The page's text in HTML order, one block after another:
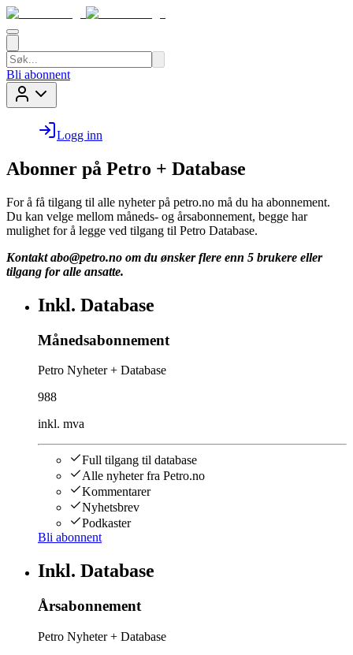
Bli abonnent
Logg inn
Abonner på Petro + Database
For å få tilgang til alle nyheter på petro.no må du ha abonnement.
Du kan velge mellom måneds- og årsabonnement, begge har
mulighet for å legge ved tilgang til Petro Database.
Kontakt abo@petro.no om du ønsker flere enn 5 brukere eller
tilgang for alle ansatte.
Inkl. Database
Månedsabonnement
Petro Nyheter + Database
988
inkl. mva
Full tilgang til database
Alle nyheter fra Petro.no
Kommentarer
Nyhetsbrev
Podkaster
Bli abonnent
Inkl. Database
Årsabonnement
Petro Nyheter + Database